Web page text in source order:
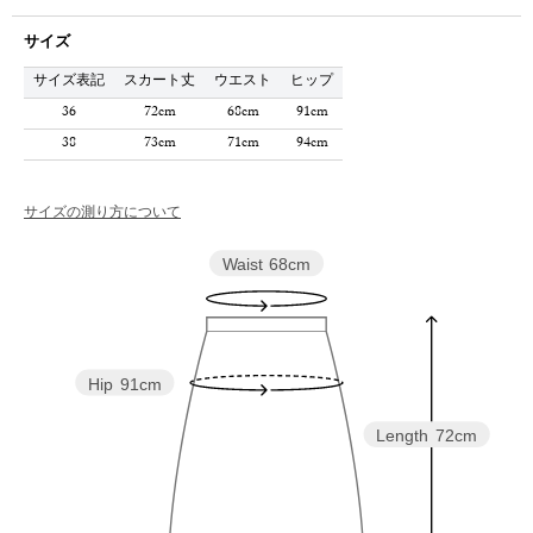
サイズ
サイズ表記 スカート丈 ウエスト
ヒップ
36
72cm 68cm
91cm
38
73cm 71cm 94cm
サイズの測り方について
Length 72cm
Hip 91cm
Waist 68cm